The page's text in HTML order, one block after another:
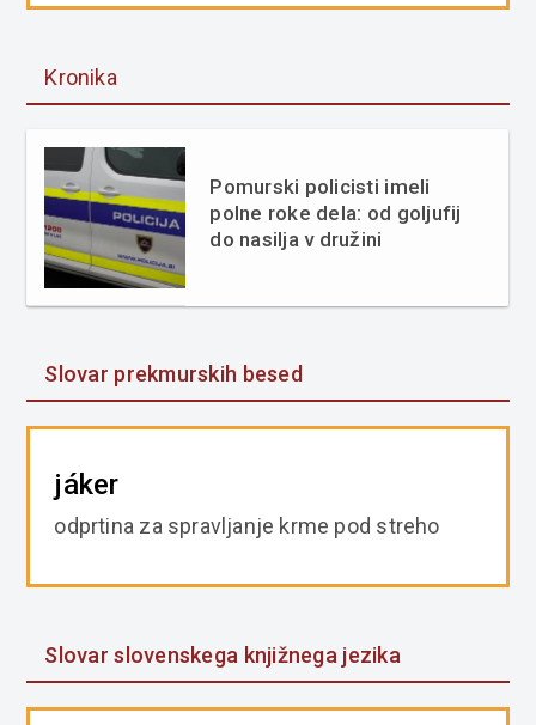
Kronika
Pomurski policisti imeli
polne roke dela: od goljufij
do nasilja v družini
Slovar prekmurskih besed
jáker
odprtina za spravljanje krme pod streho
Slovar slovenskega knjižnega jezika